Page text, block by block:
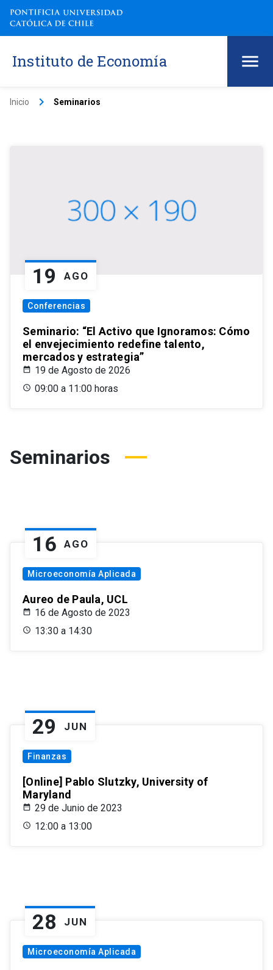
Instituto de Economía
Inicio keyboard_arrow_right Seminarios
19 AGO
Conferencias
Seminario: “El Activo que Ignoramos: Cómo
el envejecimiento redefine talento,
mercados y estrategia”
19 de Agosto de 2026
09:00 a 11:00 horas
Seminarios
16 AGO
Microeconomía Aplicada
Aureo de Paula, UCL
16 de Agosto de 2023
13:30 a 14:30
29 JUN
Finanzas
[Online] Pablo Slutzky, University of
Maryland
29 de Junio de 2023
12:00 a 13:00
28 JUN
Microeconomía Aplicada